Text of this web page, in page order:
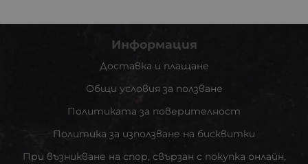
Информация
Доставка и плащане
Общи условия за ползване
Политиката за поверителност
Политика за използване на бисквитки
При възникване на спор, свързан с покупка онлайн,